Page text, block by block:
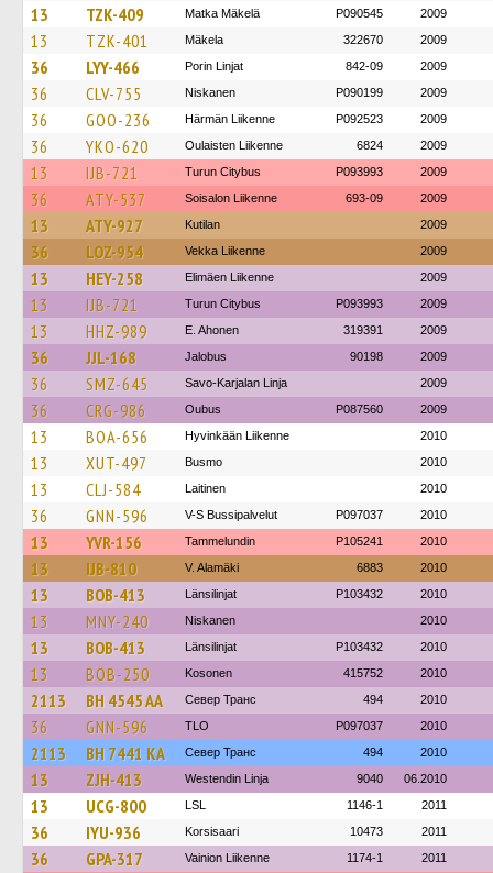
13 TZK-409 Matka Mäkelä P090545 2009
13 TZK-401 Mäkela 322670 2009
36 LYY-466 Porin Linjat 842-09 2009
36 CLV-755 Niskanen P090199 2009
36 GOO-236 Härmän Liikenne P092523 2009
36 YKO-620 Oulaisten Liikenne 6824 2009
13 IJB-721 Turun Citybus P093993 2009
36 ATY-537 Soisalon Liikenne 693-09 2009
13 ATY-927 Kutilan 2009
36 LOZ-954 Vekka Liikenne 2009
13 HEY-258 Elimäen Liikenne 2009
13 IJB-721 Turun Citybus P093993 2009
13 HHZ-989 E. Ahonen 319391 2009
36 JJL-168 Jalobus 90198 2009
36 SMZ-645 Savo-Karjalan Linja 2009
36 CRG-986 Oubus P087560 2009
13 BOA-656 Hyvinkään Liikenne 2010
13 XUT-497 Busmo 2010
13 CLJ-584 Laitinen 2010
36 GNN-596 V-S Bussipalvelut P097037 2010
13 YVR-156 Tammelundin P105241 2010
13 IJB-810 V. Alamäki 6883 2010
13 BOB-413 Länsilinjat P103432 2010
13 MNY-240 Niskanen 2010
13 BOB-413 Länsilinjat P103432 2010
13 BOB-250 Kosonen 415752 2010
2113 BH 4545 AA Север Транс 494 2010
36 GNN-596 TLO P097037 2010
2113 BH 7441 KA Север Транс 494 2010
13 ZJH-413 Westendin Linja 9040 06.2010
13 UCG-800 LSL 1146-1 2011
36 IYU-936 Korsisaari 10473 2011
36 GPA-317 Vainion Liikenne 1174-1 2011